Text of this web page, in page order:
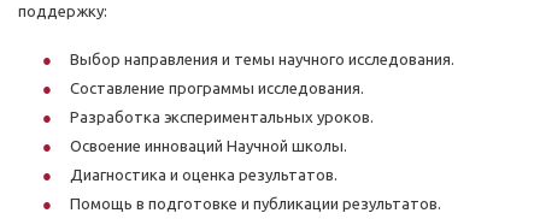
поддержку:
Выбор направления и темы научного исследования.
Составление программы исследования.
Разработка экспериментальных уроков.
Освоение инноваций Научной школы.
Диагностика и оценка результатов.
Помощь в подготовке и публикации результатов.